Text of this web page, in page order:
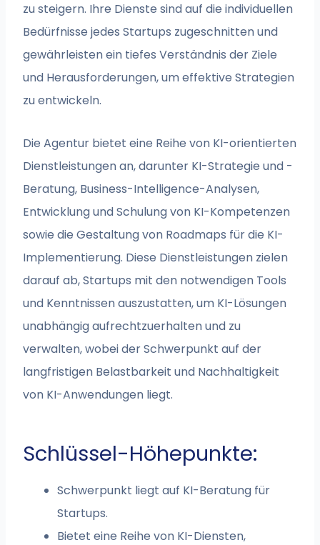
zu steigern. Ihre Dienste sind auf die individuellen
Bedürfnisse jedes Startups zugeschnitten und
gewährleisten ein tiefes Verständnis der Ziele
und Herausforderungen, um effektive Strategien
zu entwickeln.
Die Agentur bietet eine Reihe von KI-orientierten
Dienstleistungen an, darunter KI-Strategie und -
Beratung, Business-Intelligence-Analysen,
Entwicklung und Schulung von KI-Kompetenzen
sowie die Gestaltung von Roadmaps für die KI-
Implementierung. Diese Dienstleistungen zielen
darauf ab, Startups mit den notwendigen Tools
und Kenntnissen auszustatten, um KI-Lösungen
unabhängig aufrechtzuerhalten und zu
verwalten, wobei der Schwerpunkt auf der
langfristigen Belastbarkeit und Nachhaltigkeit
von KI-Anwendungen liegt.
Schlüssel-Höhepunkte:
Schwerpunkt liegt auf KI-Beratung für
Startups.
Bietet eine Reihe von KI-Diensten,